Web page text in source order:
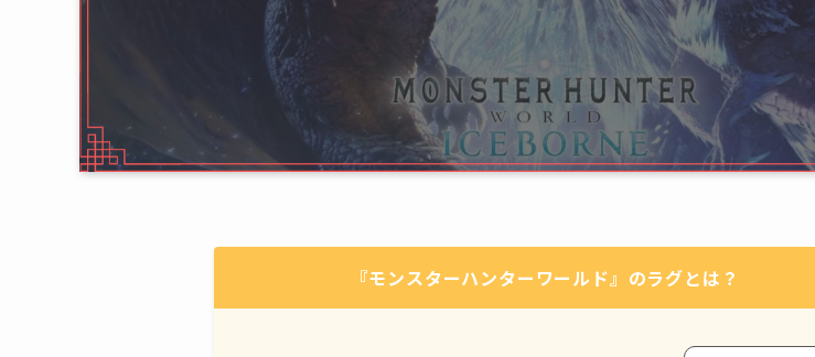
『モンスターハンターワールド』のラグとは？